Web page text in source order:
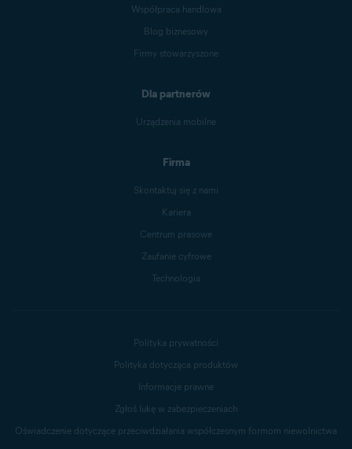
Współpraca handlowa
Blog biznesowy
Firmy stowarzyszone
Dla partnerów
Urządzenia mobilne
Firma
Skontaktuj się z nami
Kariera
Centrum prasowe
Zaufanie cyfrowe
Technologia
Polityka prywatności
Polityka dotycząca produktów
Informacje prawne
Zgłoś lukę w zabezpieczeniach
Oświadczenie dotyczące przeciwdziałania współczesnym formom niewolnictwa